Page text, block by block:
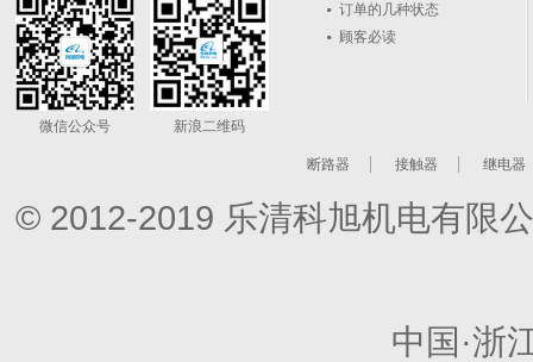
微信公众号 新浪二维码
订单的几种状态
顾客必读
断路器 接触器 继电器
© 2012-2019 乐清科旭机电有限
中国·浙